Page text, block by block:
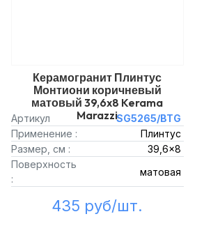
Керамогранит Плинтус
Монтиони коричневый
матовый 39,6x8 Kerama
Marazzi
Артикул
SG5265/BTG
Применение :
Плинтус
Размер, см :
39,6x8
Поверхность
:
матовая
435 руб/шт.